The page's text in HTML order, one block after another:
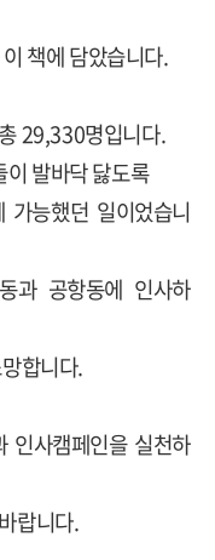
책에 담았습니다.
29,330명입니다.
발바닥 닳도록
능했던 일이었습니
과 공항동에 인사하
합니다.
인사캠페인을 실천하
랍니다.